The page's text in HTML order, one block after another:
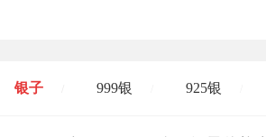
银子 999银 925银